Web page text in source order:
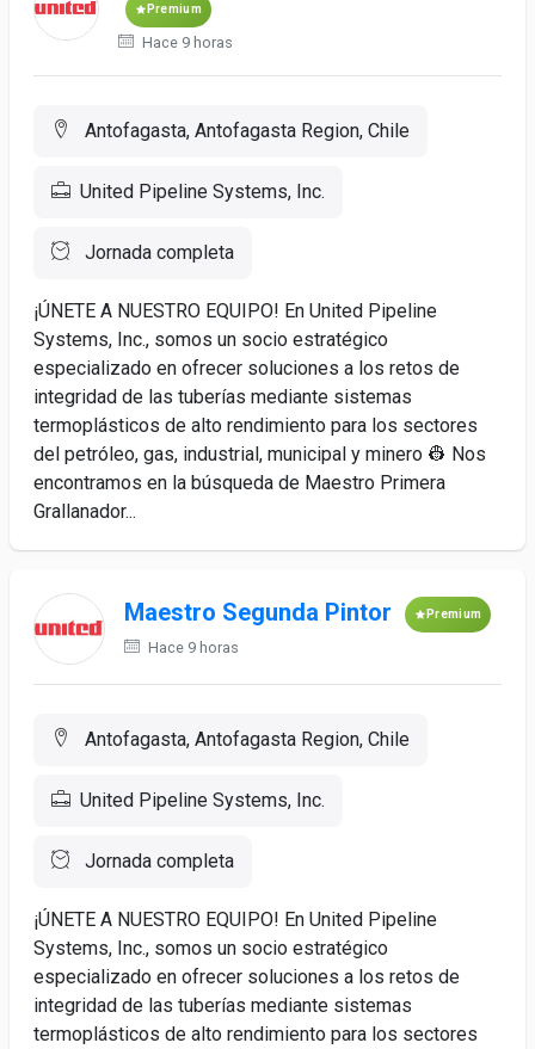
Premium
Hace 9 horas
Antofagasta, Antofagasta Region, Chile
United Pipeline Systems, Inc.
Jornada completa
¡ÚNETE A NUESTRO EQUIPO! En United Pipeline
Systems, Inc., somos un socio estratégico
especializado en ofrecer soluciones a los retos de
integridad de las tuberías mediante sistemas
termoplásticos de alto rendimiento para los sectores
del petróleo, gas, industrial, municipal y minero 👷 Nos
encontramos en la búsqueda de Maestro Primera
Grallanador...
Maestro Segunda Pintor Premium
Hace 9 horas
Antofagasta, Antofagasta Region, Chile
United Pipeline Systems, Inc.
Jornada completa
¡ÚNETE A NUESTRO EQUIPO! En United Pipeline
Systems, Inc., somos un socio estratégico
especializado en ofrecer soluciones a los retos de
integridad de las tuberías mediante sistemas
termoplásticos de alto rendimiento para los sectores